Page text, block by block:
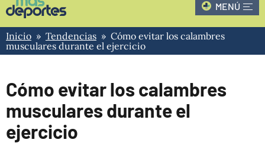
Fútbol
Hoy
PRIMERA B
CLAUSURA - 3
QUI 0
INT
›
MENÚ
Inicio » Tendencias » Cómo evitar los calambres
musculares durante el ejercicio
Cómo evitar los calambres
musculares durante el
ejercicio